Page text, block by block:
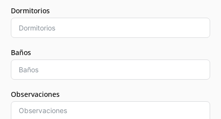
Dormitorios
Baños
Observaciones